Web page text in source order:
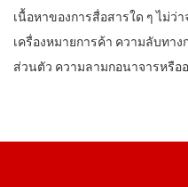
เนื้อหาของการสื่อสารใด ๆ ไม่
เครื่องหมายการค้า ความลับทา
ส่วนตัว ความลามกอนาจารหรือ